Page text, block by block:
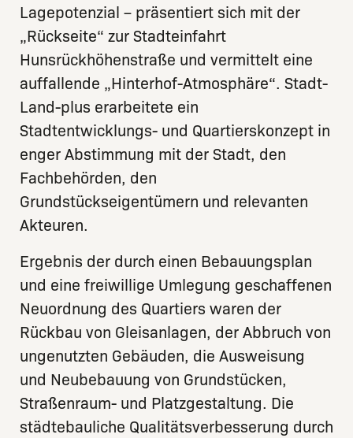
Lagepotenzial – präsentiert sich mit der
„Rückseite“ zur Stadteinfahrt
Hunsrückhöhenstraße und vermittelt eine
auffallende „Hinterhof-Atmosphäre“. Stadt-
Land-plus erarbeitete ein
Stadtentwicklungs- und Quartierskonzept in
enger Abstimmung mit der Stadt, den
Fachbehörden, den
Grundstückseigentümern und relevanten
Akteuren.
Ergebnis der durch einen Bebauungsplan
und eine freiwillige Umlegung geschaffenen
Neuordnung des Quartiers waren der
Rückbau von Gleisanlagen, der Abbruch von
ungenutzten Gebäuden, die Ausweisung
und Neubebauung von Grundstücken,
Straßenraum- und Platzgestaltung. Die
städtebauliche Qualitätsverbesserung durch